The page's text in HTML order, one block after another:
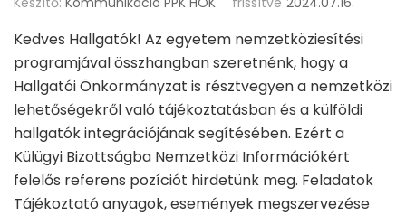
Kedves Hallgatók! Az egyetem nemzetköziesítési
programjával összhangban szeretnénk, hogy a
Hallgatói Önkormányzat is résztvegyen a nemzetközi
lehetőségekről való tájékoztatásban és a külföldi
hallgatók integrációjának segítésében. Ezért a
Külügyi Bizottságba Nemzetközi Információkért
felelős referens pozíciót hirdetünk meg. Feladatok
Tájékoztató anyagok, események megszervezése